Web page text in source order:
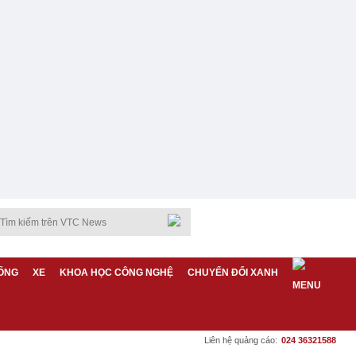
XE KHOA HỌC CÔNG NGHỆ CHUYỂN ĐỔI XANH
Liên hệ quảng cáo: 024 36321588